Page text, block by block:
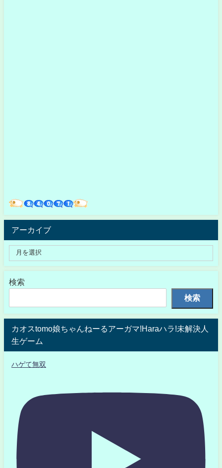
アーカイブ
検索
検索
カオスtomo娘ちゃんねーるアーガマ!Haraハラ!未解決人
生ゲーム
ハゲて無双